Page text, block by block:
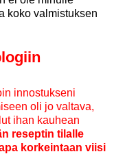
koko valmistuksen
innostukseni
oli jo valtava,
ihan kauhean
reseptin tilalle
korkeintaan viisi